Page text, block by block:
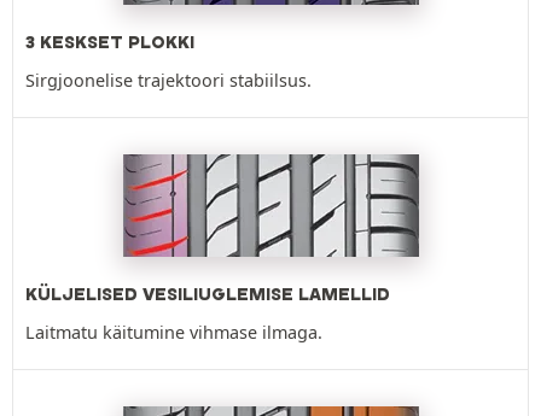
3 KESKSET PLOKKI
Sirgjoonelise trajektoori stabiilsus.
KÜLJELISED VESILIUGLEMISE LAMELLID
Laitmatu käitumine vihmase ilmaga.